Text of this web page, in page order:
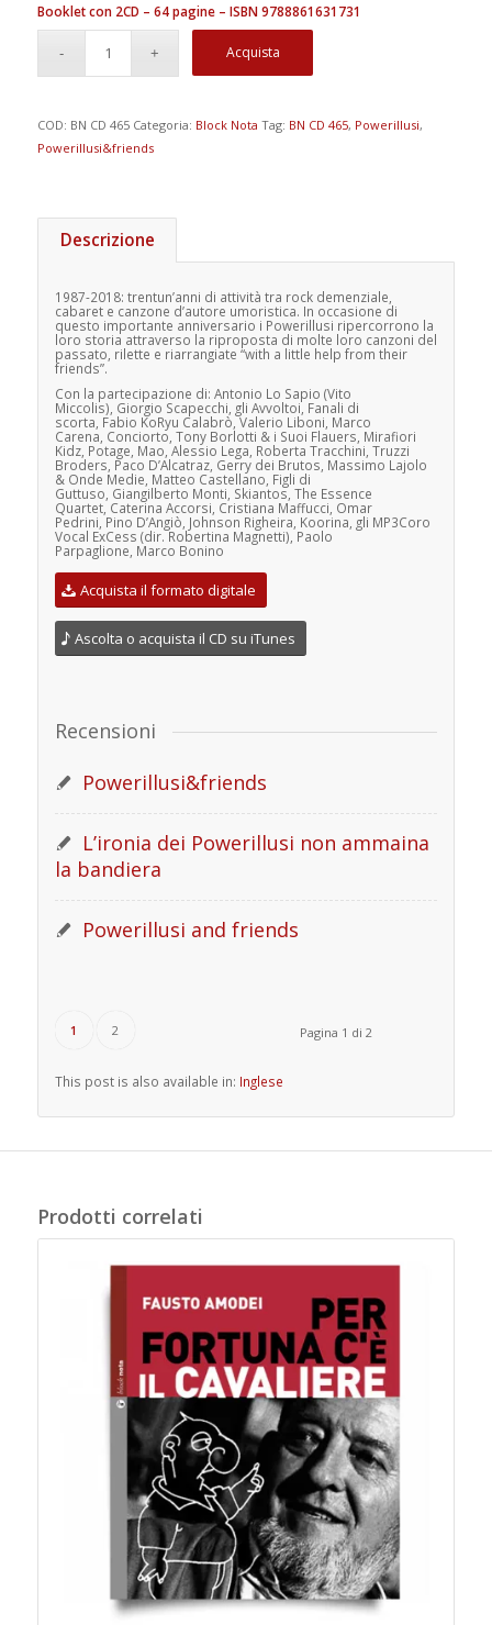
Booklet con 2CD – 64 pagine – ISBN 9788861631731
Acquista
COD: BN CD 465 Categoria: Block Nota Tag: BN CD 465, Powerillusi,
Powerillusi&friends
Descrizione
1987-2018: trentun’anni di attività tra rock demenziale,
cabaret e canzone d’autore umoristica. In occasione di
questo importante anniversario i Powerillusi ripercorrono la
loro storia attraverso la riproposta di molte loro canzoni del
passato, rilette e riarrangiate “with a little help from their
friends”.
Con la partecipazione di: Antonio Lo Sapio (Vito
Miccolis), Giorgio Scapecchi, gli Avvoltoi, Fanali di
scorta, Fabio KoRyu Calabrò,Valerio Liboni, Marco
Carena, Conciorto, Tony Borlotti & i Suoi Flauers, Mirafiori
Kidz, Potage, Mao, Alessio Lega, Roberta Tracchini, Truzzi
Broders, Paco D’Alcatraz, Gerry dei Brutos, Massimo Lajolo
& Onde Medie, Matteo Castellano, Figli di
Guttuso, Giangilberto Monti, Skiantos, The Essence
Quartet, Caterina Accorsi, Cristiana Maffucci, Omar
Pedrini, Pino D’Angiò, Johnson Righeira, Koorina, gli MP3Coro
Vocal ExCess (dir. Robertina Magnetti), Paolo
Parpaglione, Marco Bonino
Acquista il formato digitale
Ascolta o acquista il CD su iTunes
Recensioni
Powerillusi&friends
L’ironia dei Powerillusi non ammaina
la bandiera
Powerillusi and friends
Pagina 1 di 2
1 2
This post is also available in: Inglese
Prodotti correlati